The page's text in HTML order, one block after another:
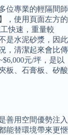
位專業的輕隔間師
，使用頁面左方的
快速，重量較
是水泥砂漿，因此
，清潔起來會比傳
元/坪，是以
板、石膏板、矽酸
善用空間優勢注入
能替環境帶來更愜